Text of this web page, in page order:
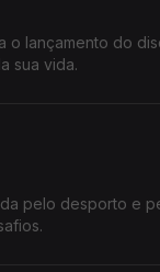
o lançamento do
sua vida.
pelo desporto e